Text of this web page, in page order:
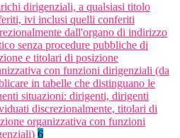
dirigenziali, a qualsiasi titolo
ivi inclusi quelli conferiti
dall'organo di indirizzo
senza procedure pubbliche di
e titolari di posizione
con funzioni dirigenziali (da
in tabelle che distinguano le
situazioni: dirigenti, dirigenti
discrezionalmente, titolari di
organizzativa con funzioni
6